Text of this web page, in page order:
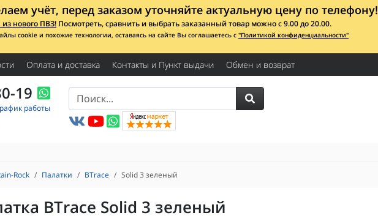
учёт, перед заказом уточняйте актуальную цену по телефону!
нового ПВЗ! Посмотреть, сравнить и выбрать заказанный товар можно с 9.00 до 20.00.
cookie и похожие технологии, оставаясь на сайте Вы соглашаетесь с "Политикой конфиденциальности"
Оплата и доставка Контакты и Пункт выдачи Обмен и возврат
19
работы
Rock Палатки BTrace Solid 3 зеленый
BTrace Solid 3 зеленый